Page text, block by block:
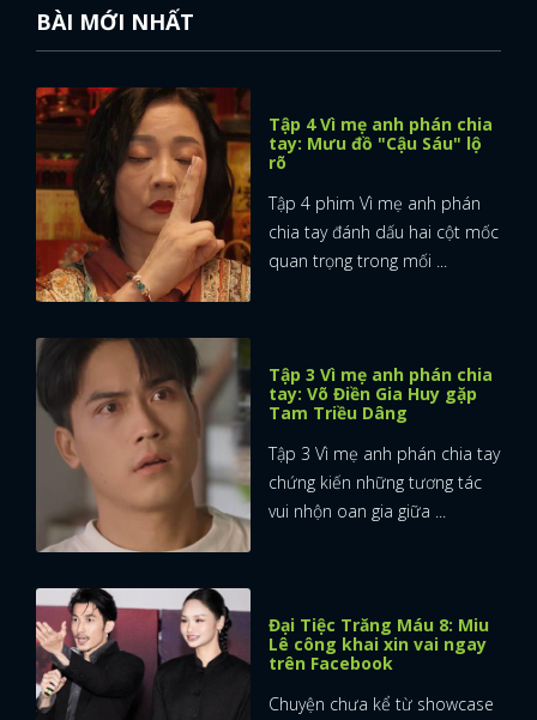
BÀI MỚI NHẤT
Tập 4 Vì mẹ anh phán chia
tay: Mưu đồ "Cậu Sáu" lộ
rõ
Tập 4 phim Vì mẹ anh phán
chia tay đánh dấu hai cột mốc
quan trọng trong mối ...
Tập 3 Vì mẹ anh phán chia
tay: Võ Điền Gia Huy gặp
Tam Triều Dâng
Tập 3 Vì mẹ anh phán chia tay
chứng kiến những tương tác
vui nhộn oan gia giữa ...
Đại Tiệc Trăng Máu 8: Miu
Lê công khai xin vai ngay
trên Facebook
Chuyện chưa kể từ showcase